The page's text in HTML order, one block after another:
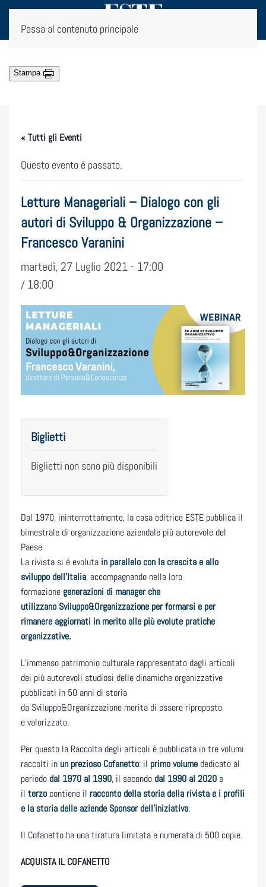
Passa al contenuto principale
Stampa
« Tutti gli Eventi
Questo evento è passato.
Letture Manageriali – Dialogo con gli
autori di Sviluppo & Organizzazione –
Francesco Varanini
martedì, 27 Luglio 2021 - 17:00
/ 18:00
Biglietti
Biglietti non sono più disponibili
Dal 1970, ininterrottamente, la casa editrice ESTE pubblica il
bimestrale di organizzazione aziendale più autorevole del
Paese.
La rivista si è evoluta in parallelo con la crescita e allo
sviluppo dell’Italia, accompagnando nella loro
formazione generazioni di manager che
utilizzano Sviluppo&Organizzazione per formarsi e per
rimanere aggiornati in merito alle più evolute pratiche
organizzative.
L’immenso patrimonio culturale rappresentato dagli articoli
dei più autorevoli studiosi delle dinamiche organizzative
pubblicati in 50 anni di storia
da Sviluppo&Organizzazione merita di essere riproposto
e valorizzato.
Per questo la Raccolta degli articoli è pubblicata in tre volumi
raccolti in un prezioso Cofanetto: il primo volume dedicato al
periodo dal 1970 al 1990, il secondo dal 1990 al 2020 e
il terzo contiene il racconto della storia della rivista e i profili
e la storia delle aziende Sponsor dell’iniziativa.
Il Cofanetto ha una tiratura limitata e numerata di 500 copie.
ACQUISTA IL COFANETTO